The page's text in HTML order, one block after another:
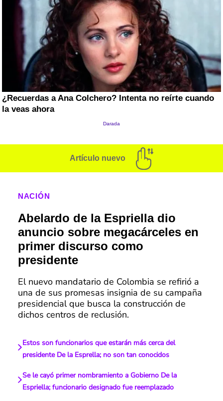
Artículo nuevo
NACIÓN
Abelardo de la Espriella dio
anuncio sobre megacárceles en
primer discurso como
presidente
El nuevo mandatario de Colombia se refirió a
una de sus promesas insignia de su campaña
presidencial que busca la construcción de
dichos centros de reclusión.
Estos son funcionarios que estarán más cerca del
presidente De la Esprella; no son tan conocidos
Se le cayó primer nombramiento a Gobierno De la
Espriella; funcionario designado fue reemplazado